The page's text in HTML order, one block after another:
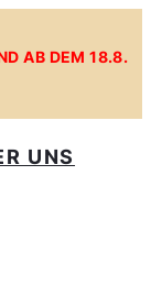
AB DEM 18.8.
UNS